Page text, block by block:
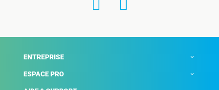
ENTREPRISE
ESPACE PRO